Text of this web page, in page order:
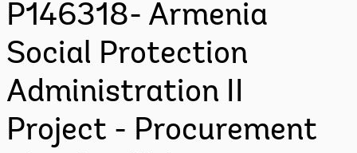
P146318- Armenia
Social Protection
Administration II
Project - Procurement